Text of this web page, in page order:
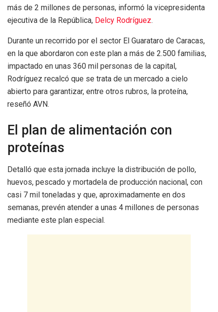
más de 2 millones de personas, informó la vicepresidenta
ejecutiva de la República, Delcy Rodríguez.
Durante un recorrido por el sector El Guarataro de Caracas,
en la que abordaron con este plan a más de 2.500 familias,
impactado en unas 360 mil personas de la capital,
Rodríguez recalcó que se trata de un mercado a cielo
abierto para garantizar, entre otros rubros, la proteína,
reseñó AVN.
El plan de alimentación con
proteínas
Detalló que esta jornada incluye la distribución de pollo,
huevos, pescado y mortadela de producción nacional, con
casi 7 mil toneladas y que, aproximadamente en dos
semanas, prevén atender a unas 4 millones de personas
mediante este plan especial.